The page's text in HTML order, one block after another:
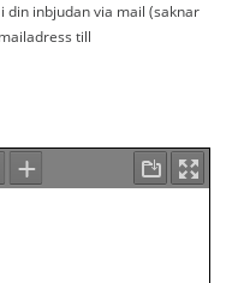
din inbjudan via mail (saknar
till